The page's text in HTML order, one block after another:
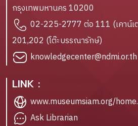
กรุงเทพมหานคร 10200
02-225-2777 ต่อ 111 (เคาน์เ
201,202 (โต๊ะบรรณารักษ์)
knowledgecenter@ndmi.or.th
LINK :
www.museumsiam.org/
Ask Librarian